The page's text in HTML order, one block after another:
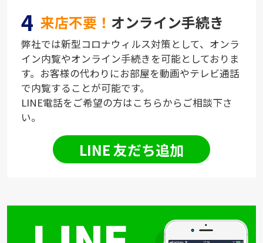
4 来店不要！ オンライン手続き
弊社では新型コロナウィルス対策として、オンラ
イン内覧やオンライン手続きを可能としておりま
す。お客様の代わりにお部屋を動画やテレビ通話
で内覧することが可能です。
LINE電話をご希望の方はこちらからご相談下さ
い。
LINE 友だち追加